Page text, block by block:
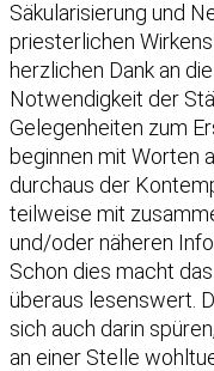
Säkularisierung und
priesterlichen
herzlichen Dank an
Notwendigkeit der
Gelegenheiten zum
beginnen mit Worten
durchaus der
teilweise mit
und/oder näheren
Schon dies macht
überaus lesenswert.
sich auch darin
an einer Stelle